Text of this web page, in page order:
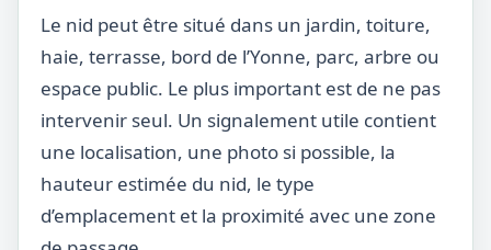
Le nid peut être situé dans un jardin, toiture,
haie, terrasse, bord de l’Yonne, parc, arbre ou
espace public. Le plus important est de ne pas
intervenir seul. Un signalement utile contient
une localisation, une photo si possible, la
hauteur estimée du nid, le type
d’emplacement et la proximité avec une zone